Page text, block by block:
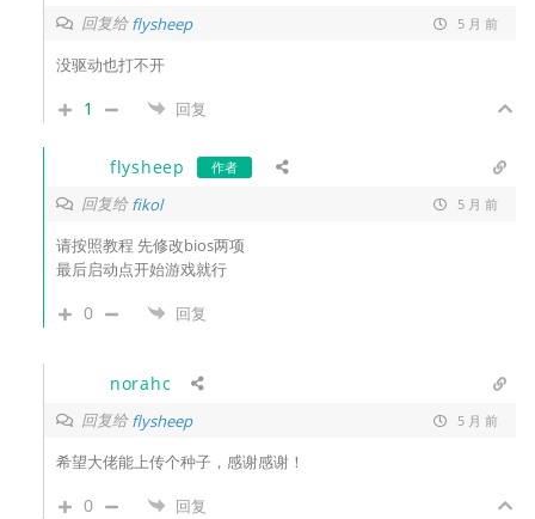
回复给flysheep 5 月 前
没驱动也打不开
1 回复
flysheep 作者
回复给fikol 5 月 前
请按照教程 先修改bios两项
最后启动点开始游戏就行
0 回复
norahc
回复给flysheep 5 月 前
希望大佬能上传个种子，感谢感谢！
0 回复